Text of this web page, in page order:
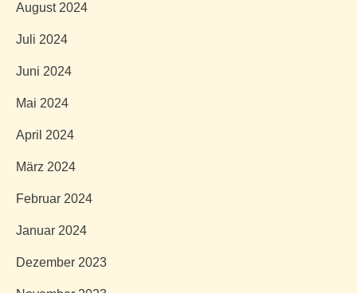
August 2024
Juli 2024
Juni 2024
Mai 2024
April 2024
März 2024
Februar 2024
Januar 2024
Dezember 2023